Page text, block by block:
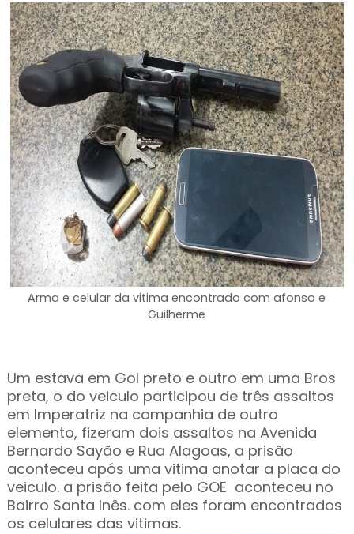
Arma e celular da vitima encontrado com afonso e
Guilherme
Um estava em Gol preto e outro em uma Bros
preta, o do veiculo participou de três assaltos
em Imperatriz na companhia de outro
elemento, fizeram dois assaltos na Avenida
Bernardo Sayão e Rua Alagoas, a prisão
aconteceu após uma vitima anotar a placa do
veiculo. a prisão feita pelo GOE aconteceu no
Bairro Santa Inês. com eles foram encontrados
os celulares das vitimas.